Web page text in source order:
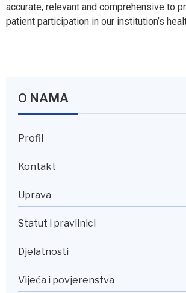
accurate, relevant and comprehensive to
patient participation in our institution’s
O NAMA
Profil
Kontakt
Uprava
Statut i pravilnici
Djelatnosti
Vijeća i povjerenstva